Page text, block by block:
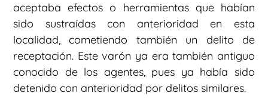
aceptaba efectos o herramientas que habían
sido sustraídas con anterioridad en esta
localidad, cometiendo también un delito de
receptación. Este varón ya era también antiguo
conocido de los agentes, pues ya había sido
detenido con anterioridad por delitos similares.